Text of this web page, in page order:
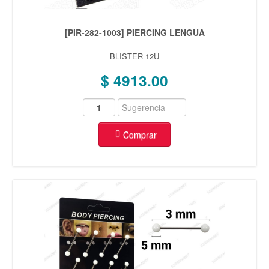
INVISIBLES (24)
(74)
(86)
PULSERAS
(199)
ROSARIOS(9)
DIJES DE ACERO
ANIMALES(39)
ARBOL DE LA VIDA(27)
COMPARTIDOS (51)
[PIR-282-1003] PIERCING LENGUA
BLISTER 12U
$ 4913.00
Comprar